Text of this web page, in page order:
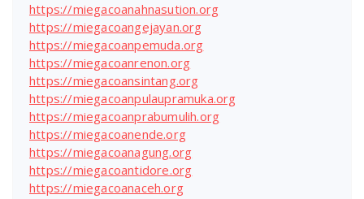
https://miegacoanahnasution.org
https://miegacoangejayan.org
https://miegacoanpemuda.org
https://miegacoanrenon.org
https://miegacoansintang.org
https://miegacoanpulaupramuka.org
https://miegacoanprabumulih.org
https://miegacoanende.org
https://miegacoanagung.org
https://miegacoantidore.org
https://miegacoanaceh.org